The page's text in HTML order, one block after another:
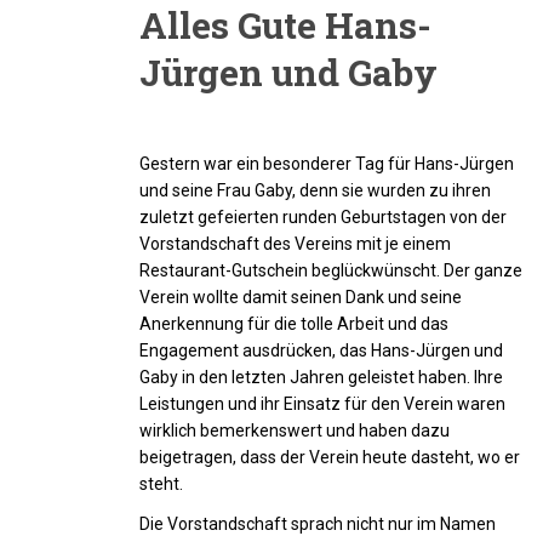
Alles Gute Hans-
Jürgen und Gaby
Gestern war ein besonderer Tag für Hans-Jürgen
und seine Frau Gaby, denn sie wurden zu ihren
zuletzt gefeierten runden Geburtstagen von der
Vorstandschaft des Vereins mit je einem
Restaurant-Gutschein beglückwünscht. Der ganze
Verein wollte damit seinen Dank und seine
Anerkennung für die tolle Arbeit und das
Engagement ausdrücken, das Hans-Jürgen und
Gaby in den letzten Jahren geleistet haben. Ihre
Leistungen und ihr Einsatz für den Verein waren
wirklich bemerkenswert und haben dazu
beigetragen, dass der Verein heute dasteht, wo er
steht.
Die Vorstandschaft sprach nicht nur im Namen